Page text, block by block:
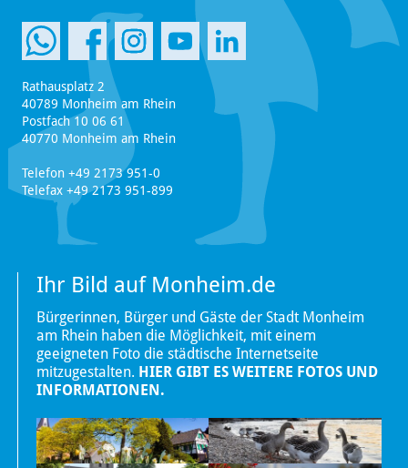
Rathausplatz 2
40789 Monheim am Rhein
Postfach 10 06 61
40770 Monheim am Rhein
Telefon +49 2173 951-0
Telefax +49 2173 951-899
Ihr Bild auf Monheim.de
Bürgerinnen, Bürger und Gäste der Stadt Monheim
am Rhein haben die Möglichkeit, mit einem
geeigneten Foto die städtische Internetseite
mitzugestalten. HIER GIBT ES WEITERE FOTOS UND
INFORMATIONEN.